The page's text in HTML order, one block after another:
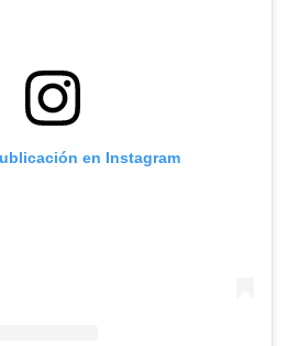
en Instagram